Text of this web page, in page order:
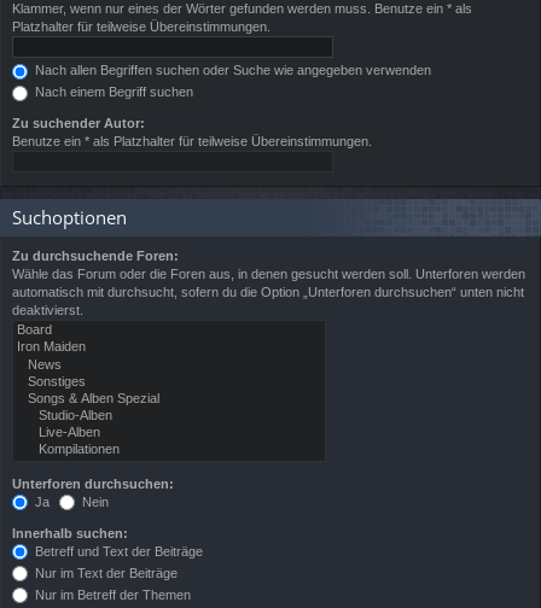
Klammer, wenn nur eines der Wörter gefunden werden muss. Benutze ein * als
Platzhalter für teilweise Übereinstimmungen.
Nach allen Begriffen suchen oder Suche wie angegeben verwenden
Nach einem Begriff suchen
Zu suchender Autor:
Benutze ein * als Platzhalter für teilweise Übereinstimmungen.
Suchoptionen
Zu durchsuchende Foren:
Wähle das Forum oder die Foren aus, in denen gesucht werden soll. Unterforen werden
automatisch mit durchsucht, sofern du die Option „Unterforen durchsuchen“ unten nicht
deaktivierst.
Unterforen durchsuchen:
Ja
Nein
Innerhalb suchen:
Betreff und Text der Beiträge
Nur im Text der Beiträge
Nur im Betreff der Themen